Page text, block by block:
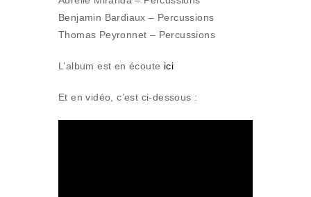
Benjamin Bardiaux – Percussions
Thomas Peyronnet – Percussions
L’album est en écoute ici
Et en vidéo, c’est ci-dessous :